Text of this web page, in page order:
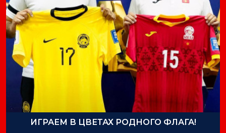
ИГРАЕМ В ЦВЕТАХ РОДНОГО ФЛАГА!